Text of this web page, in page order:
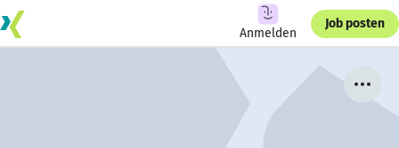
Anmelden
Job posten